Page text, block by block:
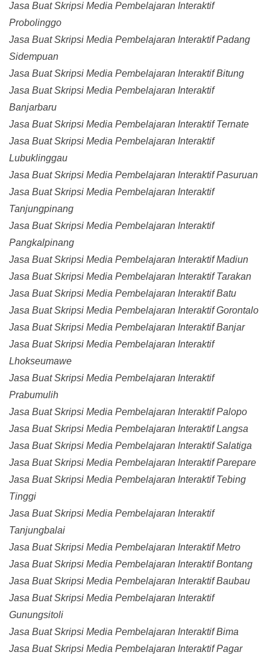
Jasa Buat Skripsi Media Pembelajaran Interaktif
Probolinggo
Jasa Buat Skripsi Media Pembelajaran Interaktif Padang
Sidempuan
Jasa Buat Skripsi Media Pembelajaran Interaktif Bitung
Jasa Buat Skripsi Media Pembelajaran Interaktif
Banjarbaru
Jasa Buat Skripsi Media Pembelajaran Interaktif Ternate
Jasa Buat Skripsi Media Pembelajaran Interaktif
Lubuklinggau
Jasa Buat Skripsi Media Pembelajaran Interaktif Pasuruan
Jasa Buat Skripsi Media Pembelajaran Interaktif
Tanjungpinang
Jasa Buat Skripsi Media Pembelajaran Interaktif
Pangkalpinang
Jasa Buat Skripsi Media Pembelajaran Interaktif Madiun
Jasa Buat Skripsi Media Pembelajaran Interaktif Tarakan
Jasa Buat Skripsi Media Pembelajaran Interaktif Batu
Jasa Buat Skripsi Media Pembelajaran Interaktif Gorontalo
Jasa Buat Skripsi Media Pembelajaran Interaktif Banjar
Jasa Buat Skripsi Media Pembelajaran Interaktif
Lhokseumawe
Jasa Buat Skripsi Media Pembelajaran Interaktif
Prabumulih
Jasa Buat Skripsi Media Pembelajaran Interaktif Palopo
Jasa Buat Skripsi Media Pembelajaran Interaktif Langsa
Jasa Buat Skripsi Media Pembelajaran Interaktif Salatiga
Jasa Buat Skripsi Media Pembelajaran Interaktif Parepare
Jasa Buat Skripsi Media Pembelajaran Interaktif Tebing
Tinggi
Jasa Buat Skripsi Media Pembelajaran Interaktif
Tanjungbalai
Jasa Buat Skripsi Media Pembelajaran Interaktif Metro
Jasa Buat Skripsi Media Pembelajaran Interaktif Bontang
Jasa Buat Skripsi Media Pembelajaran Interaktif Baubau
Jasa Buat Skripsi Media Pembelajaran Interaktif
Gunungsitoli
Jasa Buat Skripsi Media Pembelajaran Interaktif Bima
Jasa Buat Skripsi Media Pembelajaran Interaktif Pagar